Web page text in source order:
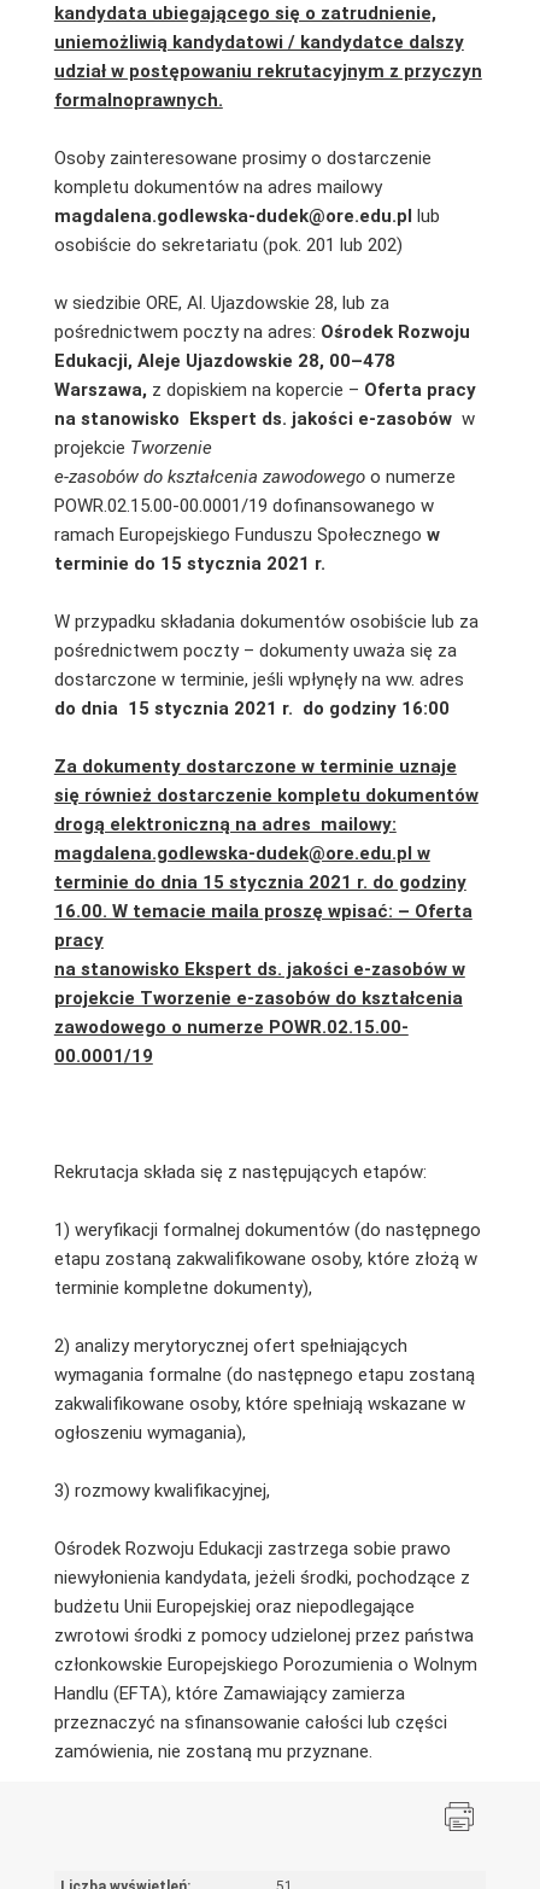
kandydata ubiegającego się o zatrudnienie,
uniemożliwią kandydatowi / kandydatce dalszy
udział w postępowaniu rekrutacyjnym z przyczyn
formalnoprawnych.
Osoby zainteresowane prosimy o dostarczenie
kompletu dokumentów na adres mailowy
magdalena.godlewska-dudek@ore.edu.pl lub
osobiście do sekretariatu (pok. 201 lub 202)
w siedzibie ORE, Al. Ujazdowskie 28, lub za
pośrednictwem poczty na adres: Ośrodek Rozwoju
Edukacji, Aleje Ujazdowskie 28, 00–478
Warszawa, z dopiskiem na kopercie – Oferta pracy
na stanowisko Ekspert ds. jakości e-zasobóww
projekcie Tworzenie
e-zasobów do kształcenia zawodowego o numerze
POWR.02.15.00-00.0001/19 dofinansowanego w
ramach Europejskiego Funduszu Społecznego w
terminie do 15 stycznia 2021 r.
W przypadku składania dokumentów osobiście lub za
pośrednictwem poczty – dokumenty uważa się za
dostarczone w terminie, jeśli wpłynęły na ww. adres
do dnia 15 stycznia 2021 r. do godziny 16:00
Za dokumenty dostarczone w terminie uznaje
się również dostarczenie kompletu dokumentów
drogą elektroniczną na adres mailowy:
magdalena.godlewska-dudek@ore.edu.pl w
terminie do dnia 15 stycznia 2021 r. do godziny
16.00. W temacie maila proszę wpisać: – Oferta
pracy
na stanowisko Ekspert ds. jakości e-zasobów w
projekcie Tworzenie e-zasobów do kształcenia
zawodowego o numerze POWR.02.15.00-
00.0001/19
Rekrutacja składa się z następujących etapów:
1) weryfikacji formalnej dokumentów (do następnego
etapu zostaną zakwalifikowane osoby, które złożą w
terminie kompletne dokumenty),
2) analizy merytorycznej ofert spełniających
wymagania formalne (do następnego etapu zostaną
zakwalifikowane osoby, które spełniają wskazane w
ogłoszeniu wymagania),
3) rozmowy kwalifikacyjnej,
Ośrodek Rozwoju Edukacji zastrzega sobie prawo
niewyłonienia kandydata, jeżeli środki, pochodzące z
budżetu Unii Europejskiej oraz niepodlegające
zwrotowi środki z pomocy udzielonej przez państwa
członkowskie Europejskiego Porozumienia o Wolnym
Handlu (EFTA), które Zamawiający zamierza
przeznaczyć na sfinansowanie całości lub części
zamówienia, nie zostaną mu przyznane.